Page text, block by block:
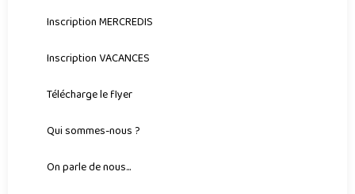
Inscription MERCREDIS
Inscription VACANCES
Télécharge le flyer
Qui sommes-nous ?
On parle de nous...